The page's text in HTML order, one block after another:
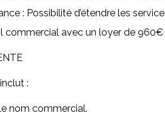
: Possibilité d’étendre les
commercial avec un loyer de
:
nom commercial.